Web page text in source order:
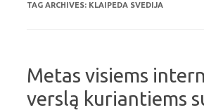
TAG ARCHIVES: KLAIPEDA SVEDIJA
Metas visiems
verslą kuriantiems